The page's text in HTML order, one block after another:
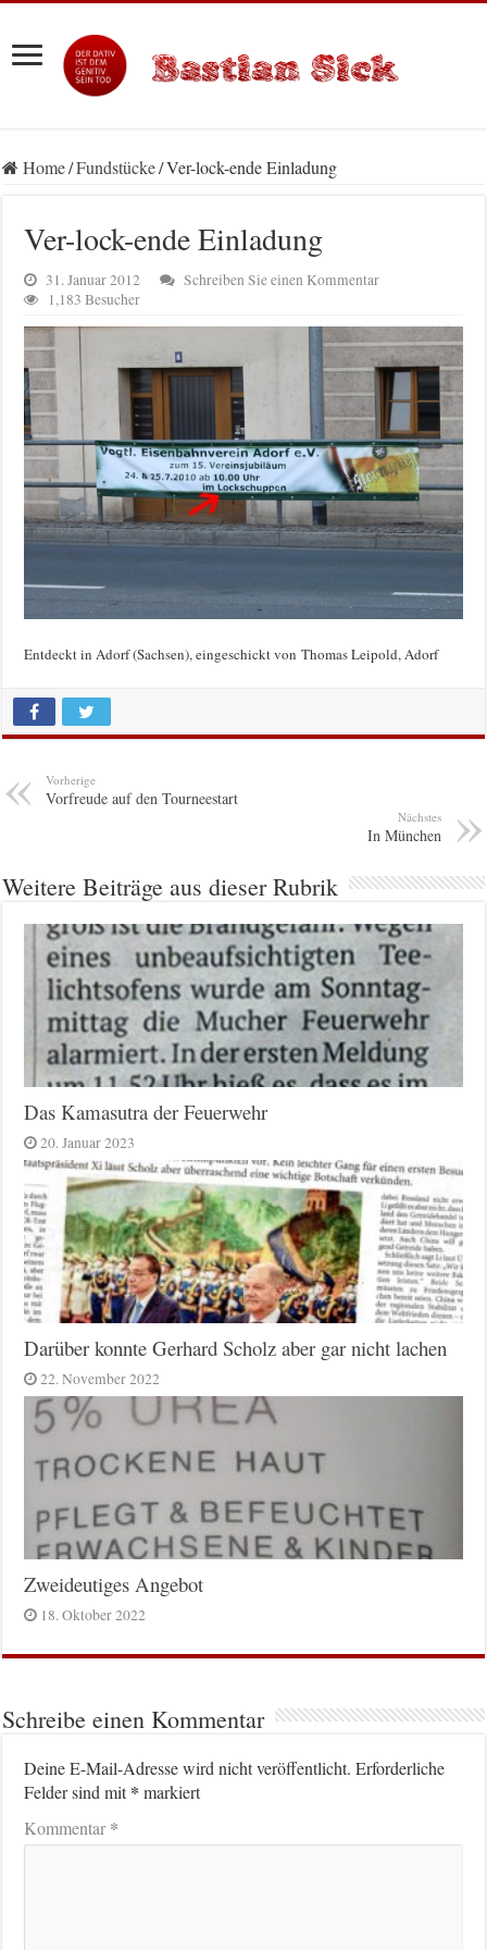
Home/Fundstücke/Ver-lock-ende Einladung
Ver-lock-ende Einladung
31. Januar 2012
Schreiben Sie einen Kommentar
1,183 Besucher
Entdeckt in Adorf (Sachsen), eingeschickt von Thomas Leipold, Adorf
Vorherige
Vorfreude auf den Tourneestart
Nächstes
In München
Weitere Beiträge aus dieser Rubrik
Das Kamasutra der Feuerwehr
20. Januar 2023
Darüber konnte Gerhard Scholz aber gar nicht lachen
22. November 2022
Zweideutiges Angebot
18. Oktober 2022
Schreibe einen Kommentar
Deine E-Mail-Adresse wird nicht veröffentlicht. Erforderliche
Felder sind mit* markiert
Kommentar*